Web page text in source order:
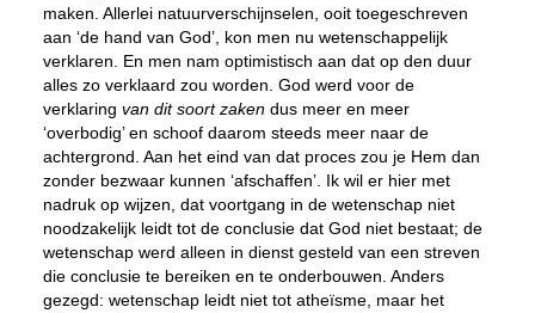
maken. Allerlei natuurverschijnselen, ooit toegeschreven
aan ‘de hand van God’, kon men nu wetenschappelijk
verklaren. En men nam optimistisch aan dat op den duur
alles zo verklaard zou worden. God werd voor de
verklaring van dit soort zakendus meer en meer
‘overbodig’ en schoof daarom steeds meer naar de
achtergrond. Aan het eind van dat proces zou je Hem dan
zonder bezwaar kunnen ‘afschaffen’. Ik wil er hier met
nadruk op wijzen, dat voortgang in de wetenschap niet
noodzakelijk leidt tot de conclusie dat God niet bestaat; de
wetenschap werd alleen in dienst gesteld van een streven
die conclusie te bereiken en te onderbouwen. Anders
gezegd: wetenschap leidt niet tot atheïsme, maar het